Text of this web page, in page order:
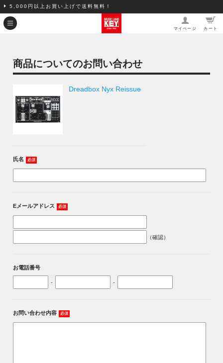
5,000円以上お買い上げで送料無料！
マイページ カート
商品についてのお問い合わせ
Dreadbox Nyx Reissue
氏名 必須
Eメールアドレス 必須
（確認）
お電話番号
- -
お問い合わせ内容 必須